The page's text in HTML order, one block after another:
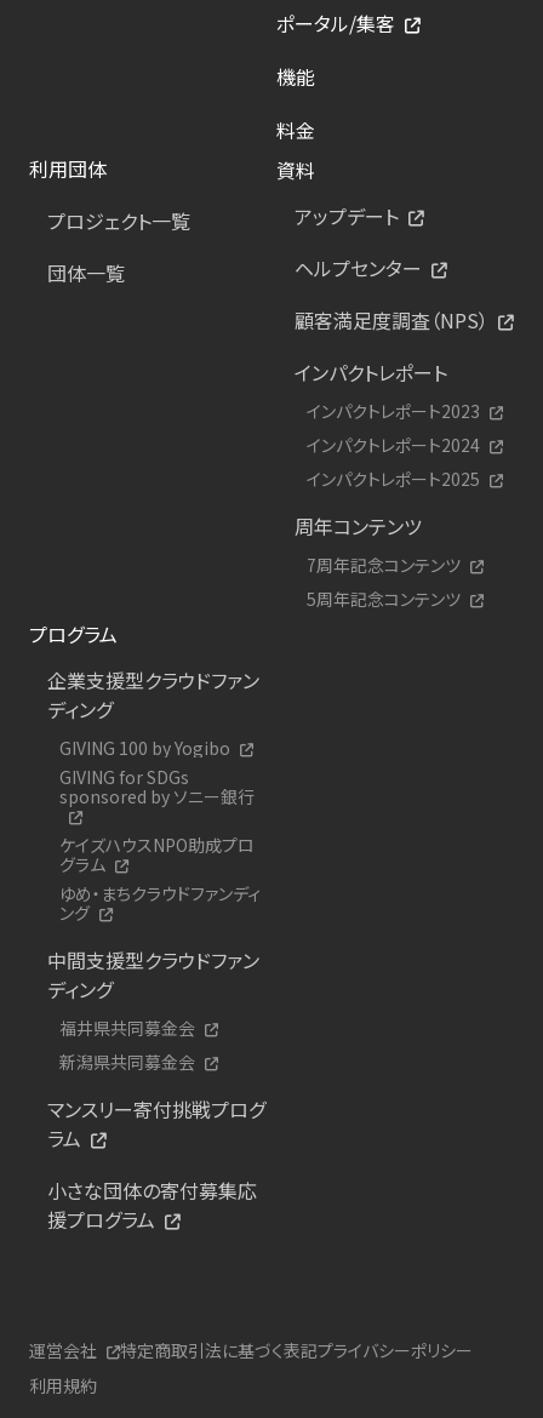
ポータル/集客
機能
料金
利用団体
プロジェクト一覧
団体一覧
資料
アップデート
ヘルプセンター
顧客満足度調査（NPS）
インパクトレポート
インパクトレポート2023
インパクトレポート2024
インパクトレポート2025
周年コンテンツ
7周年記念コンテンツ
5周年記念コンテンツ
プログラム
企業支援型クラウドファン
ディング
GIVING 100 by Yogibo
GIVING for SDGs
sponsored by ソニー銀行
ケイズハウスNPO助成プロ
グラム
ゆめ・まちクラウドファンディ
ング
中間支援型クラウドファン
ディング
福井県共同募金会
新潟県共同募金会
マンスリー寄付挑戦プログ
ラム
小さな団体の寄付募集応
援プログラム
運営会社 特定商取引法に基づく表記プライバシーポリシー
利用規約